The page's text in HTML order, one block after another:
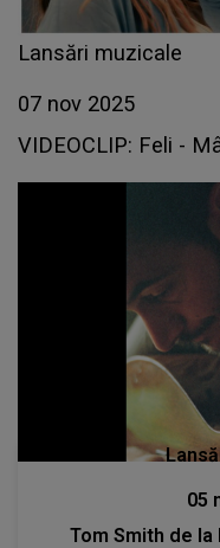
Lansări muzicale
07 nov 2025
VIDEOCLIP: Feli -
05
Tom Smith de